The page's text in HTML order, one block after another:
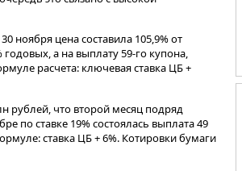
ноября цена составила 105,9% от
а на выплату 59-го купона,
расчета: ключевая ставка ЦБ +
рублей, что второй месяц подряд
по ставке 19% состоялась выплата 49
ставка ЦБ + 6%. Котировки бумаги